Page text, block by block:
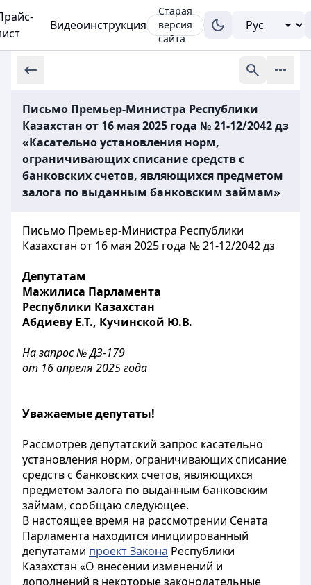
Видеоинструкция
Старая
версия
сайта
Письмо Премьер-Министра Республики
Казахстан от 16 мая 2025 года № 21-12/2042 дз
«Касательно установления норм,
ограничивающих списание средств с
банковских счетов, являющихся предметом
залога по выданным банковским займам»
Письмо Премьер-Министра Республики
Казахстан от 16 мая 2025 года № 21-12/2042 дз
Депутатам
Мажилиса Парламента
Республики Казахстан
Абдиеву Е.Т., Кучинской Ю.В.
На запрос № ДЗ-179
от 16 апреля 2025 года
Уважаемые депутаты!
Рассмотрев депутатский запрос касательно
установления норм, ограничивающих списание
средств с банковских счетов, являющихся
предметом залога по выданным банковским
займам, сообщаю следующее.
В настоящее время на рассмотрении Сената
Парламента находится инициированный
депутатами проект Закона Республики
Казахстан «О внесении изменений и
дополнений в некоторые законодательные